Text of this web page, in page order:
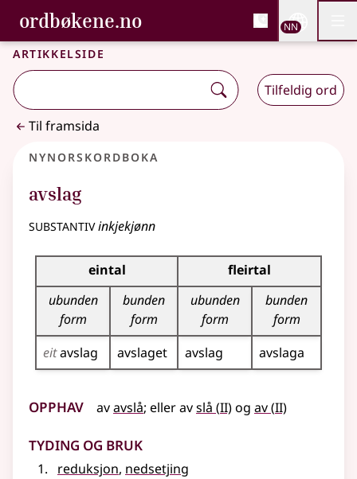
Gå til hovudinnhald
Tilgjenge
ordbøkene.no, Bokmålsordboka og
Bokmålsordboka og Nynorskordboka
NN
Artikkelside
Tilfeldig ord
Til framsida
Nynorskordboka
avslag
substantivinkjekjønn
Bøyningstabell for dette substantivet
eintal
fleirtal
ubunden
form
bunden
form
ubunden
form
bunden
form
eitavslag avslaget avslag avslaga
Opphav avavslå; elleravslå (2
II)og av(2
II)
Tyding og bruk
reduksjon, nedsetjing